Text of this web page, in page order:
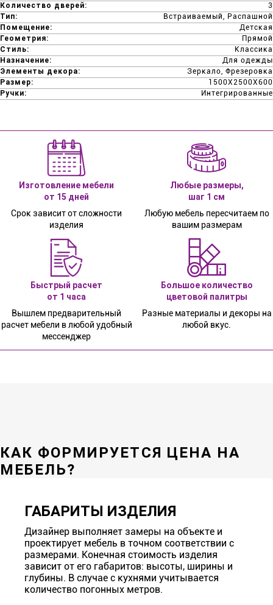
Количество дверей:
3
Тип:
Встраиваемый, Распашной
Помещение:
Детская
Геометрия:
Прямой
Стиль:
Классика
Назначение:
Для одежды
Элементы декора:
Зеркало, Фрезеровка
Размер:
1500Х2500Х600
Ручки:
Интегрированные
Изготовление мебели
от 15 дней
Срок зависит от сложности
изделия
Любые размеры,
шаг 1 см
Любую мебель пересчитаем по
вашим размерам
Быстрый расчет
от 1 часа
Вышлем предварительный
расчет мебели в любой удобный
мессенджер
Большое количество
цветовой палитры
Разные материалы и декоры на
любой вкус.
КАК ФОРМИРУЕТСЯ ЦЕНА НА
МЕБЕЛЬ?
ГАБАРИТЫ ИЗДЕЛИЯ
Дизайнер выполняет замеры на объекте и
проектирует мебель в точном соответствии с
размерами. Конечная стоимость изделия
зависит от его габаритов: высоты, ширины и
глубины. В случае с кухнями учитывается
количество погонных метров.